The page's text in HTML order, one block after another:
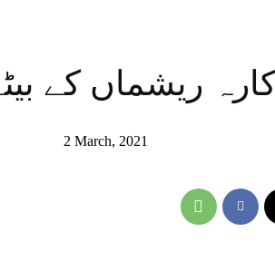
ریشماں کے
2 March, 2021